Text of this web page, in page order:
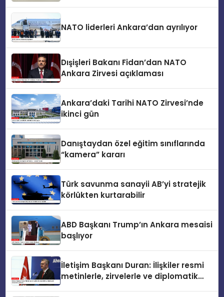
NATO liderleri Ankara’dan ayrılıyor
Dışişleri Bakanı Fidan’dan NATO
Ankara Zirvesi açıklaması
Ankara’daki Tarihi NATO Zirvesi’nde
ikinci gün
Danıştaydan özel eğitim sınıflarında
“kamera” kararı
Türk savunma sanayii AB’yi stratejik
körlükten kurtarabilir
ABD Başkanı Trump’ın Ankara mesaisi
başlıyor
İletişim Başkanı Duran: İlişkiler resmi
metinlerle, zirvelerle ve diplomatik